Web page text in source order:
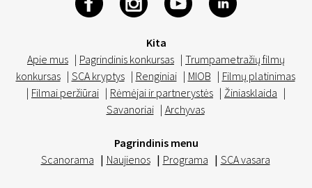
Kita
Apie mus | Pagrindinis konkursas | Trumpametražių filmų
konkursas | SCA kryptys | Renginiai | MIOB | Filmų platinimas
| Filmai peržiūrai | Rėmėjai ir partnerystės | Žiniasklaida |
Savanoriai | Archyvas
Pagrindinis menu
Scanorama | Naujienos | Programa | SCA vasara